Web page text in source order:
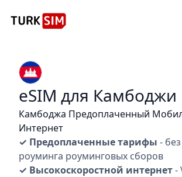
eSIM для Камбоджи
Камбоджа Предоплаченный
Интернет
✓ Предоплаченные тарифы -
роуминга роуминговых сборов
✓ Высокоскоростной интернет-